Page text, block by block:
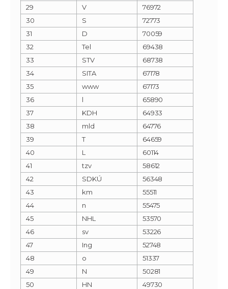
29
V
76972
30
S
72773
31
D
70059
32
Tel
69438
33
STV
68738
34
SITA
67178
35
www
67173
36
l
65890
37
KDH
64933
38
mld
64776
39
T
64659
40
L
60114
41
tzv
58612
42
SDKÚ
56348
43
km
55511
44
n
55475
45
NHL
53570
46
sv
53226
47
Ing
52748
48
o
51337
49
N
50281
50
HN
49730